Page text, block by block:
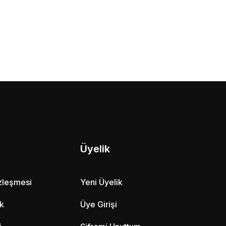
Üyelik
Yeni Üyelik
Üye Girişi